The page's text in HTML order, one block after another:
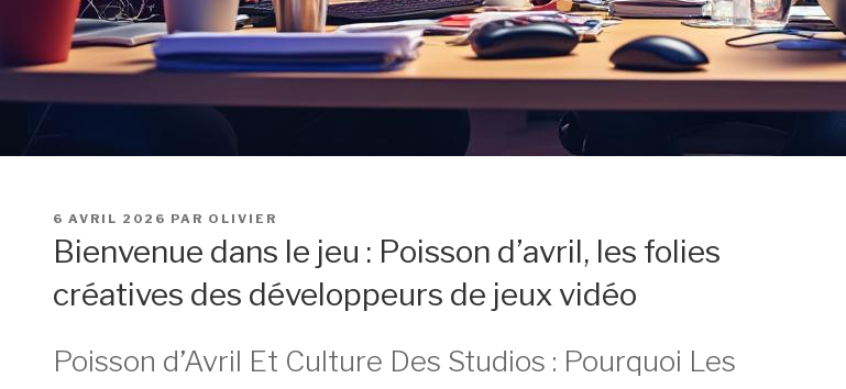
PUBLIÉ
6 AVRIL 2026 PAR OLIVIER
Bienvenue dans le jeu : Poisson d’avril, les folies
créatives des développeurs de jeux vidéo
Poisson d’Avril Et Culture Des Studios : Pourquoi Les